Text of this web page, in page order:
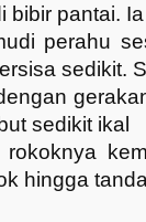
bibir pantai.
perahu
sedikit.
sedikit ikal
rokoknya
hingga